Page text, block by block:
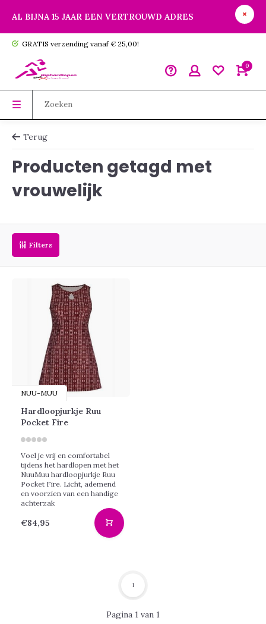
AL BIJNA 15 JAAR EEN VERTROUWD ADRES
GRATIS verzending vanaf € 25,00!
0
Terug
Producten getagd met
vrouwelijk
Filters
NUU-MUU
Hardloopjurkje Ruu
Pocket Fire
Voel je vrij en comfortabel
tijdens het hardlopen met het
NuuMuu hardloopjurkje Ruu
Pocket Fire. Licht, ademend
en voorzien van een handige
achterzak
€84,95
Pagina 1 van 1
1